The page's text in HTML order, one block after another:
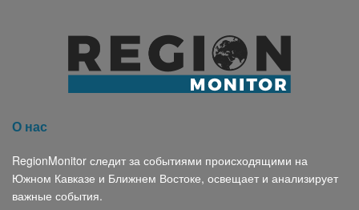
О нас
RegionMonitor следит за событиями происходящими на
Южном Кавказе и Ближнем Востоке, освещает и анализирует
важные события.